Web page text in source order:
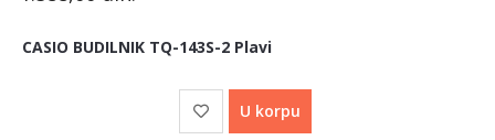
CASIO BUDILNIK TQ-143S-2 Plavi
U korpu